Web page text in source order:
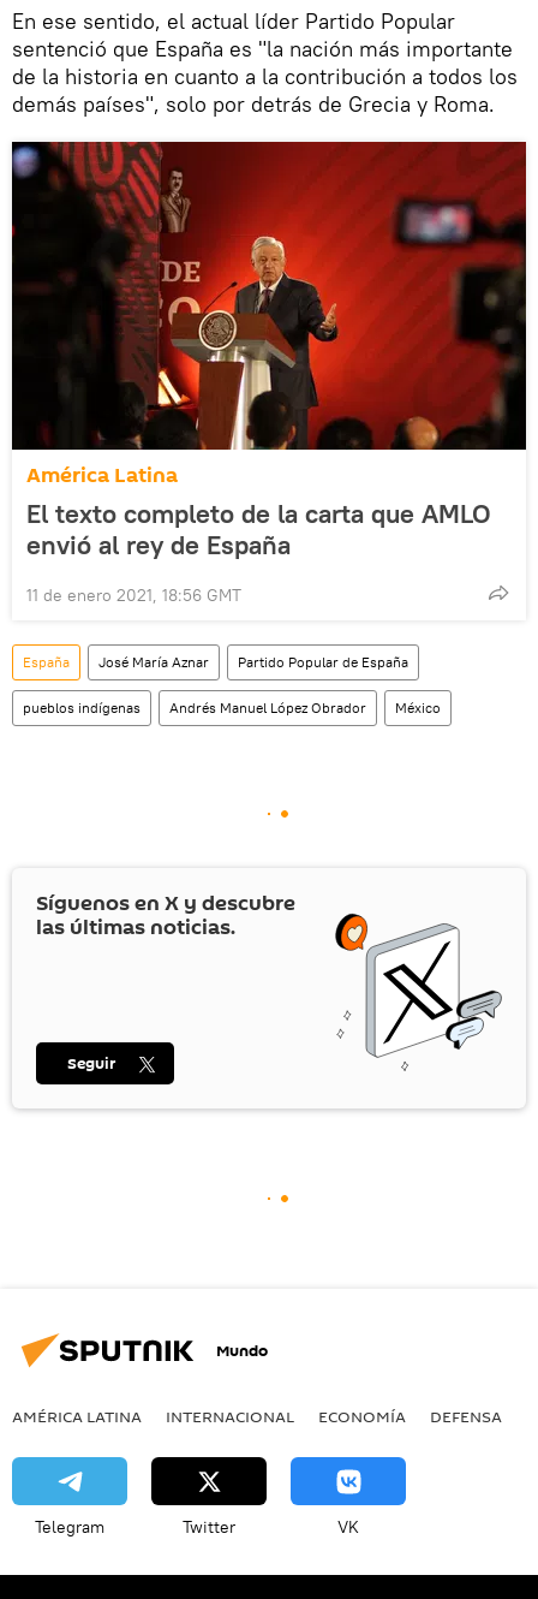
En ese sentido, el actual líder Partido Popular
sentenció que España es "la nación más importante
de la historia en cuanto a la contribución a todos los
demás países", solo por detrás de Grecia y Roma.
América Latina
El texto completo de la carta que AMLO
envió al rey de España
11 de enero 2021, 18:56 GMT
España José María Aznar Partido Popular de España
pueblos indígenas Andrés Manuel López Obrador México
Síguenos en X y descubre
las últimas noticias.
Seguir
Mundo
AMÉRICA LATINA INTERNACIONAL ECONOMÍA DEFENSA
Telegram Twitter VK